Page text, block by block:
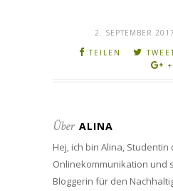
2. SEPTEMBER 2017
TEILEN
Über ALINA
Hej, ich bin Alina, Studentin
Onlinekommunikation und
Bloggerin für den